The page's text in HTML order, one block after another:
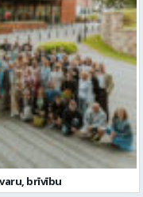
brīvību